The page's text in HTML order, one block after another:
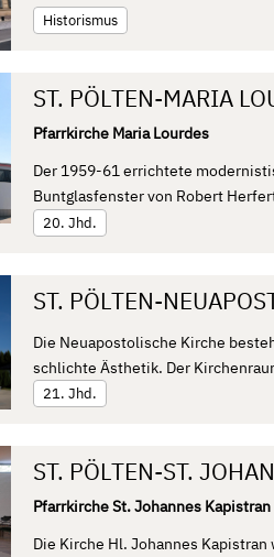
Historismus
ST. PÖLTEN-MARIA
Pfarrkirche Maria Lourdes
Der 1959-61 errichtete
Buntglasfenster von Robert
20. Jhd.
ST. PÖLTEN-
Die Neuapostolische Kirche
schlichte Ästhetik. Der
21. Jhd.
ST. PÖLTEN-ST.
Pfarrkirche St. Johannes
Die Kirche Hl. Johannes